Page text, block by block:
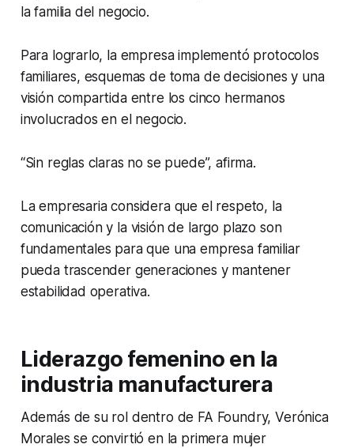
la familia del negocio.
Para lograrlo, la empresa implementó protocolos
familiares, esquemas de toma de decisiones y una
visión compartida entre los cinco hermanos
involucrados en el negocio.
“Sin reglas claras no se puede”, afirma.
La empresaria considera que el respeto, la
comunicación y la visión de largo plazo son
fundamentales para que una empresa familiar
pueda trascender generaciones y mantener
estabilidad operativa.
Liderazgo femenino en la
industria manufacturera
Además de su rol dentro de FA Foundry, Verónica
Morales se convirtió en la primera mujer